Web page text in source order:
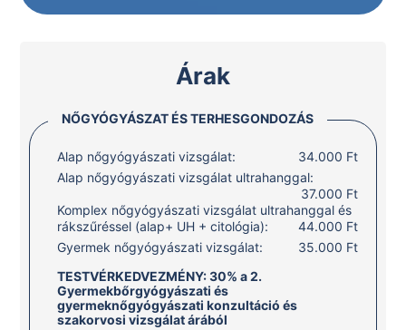
Árak
NŐGYÓGYÁSZAT ÉS TERHESGONDOZÁS
Alap nőgyógyászati vizsgálat:
34.000 Ft
Alap nőgyógyászati vizsgálat ultrahanggal:
37.000 Ft
Komplex nőgyógyászati vizsgálat ultrahanggal és
rákszűréssel (alap+ UH + citológia):
44.000 Ft
Gyermek nőgyógyászati vizsgálat:
35.000 Ft
TESTVÉRKEDVEZMÉNY: 30% a 2.
Gyermekbőrgyógyászati és
gyermeknőgyógyászati konzultáció és
szakorvosi vizsgálat árából